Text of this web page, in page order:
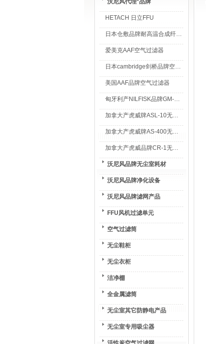
沃尼风代理*品牌
HETACH 日立FFU
日本仓敷品牌耐高温合成纤维过滤棉
爱美克AAF空气过滤器
日本cambridge剑桥品牌空气过滤器
美国AAF品牌空气过滤器
匈牙利产NILFISK品牌GM-80无尘室专用吸尘器
加拿大产虎威牌ASL-10无尘室专用吸尘器
加拿大产虎威牌AS-400无尘室专用吸尘器
加拿大产虎威品牌CR-1无尘室专用吸尘器
沃尼风品牌无尘室耗材
沃尼风品牌净化设备
沃尼风品牌滤网产品
FFU风机过滤单元
空气过滤筒
无尘鞋柜
无尘衣柜
洁净棚
全金属滤筒
无尘室其它防静电产品
无尘室专用吸尘器